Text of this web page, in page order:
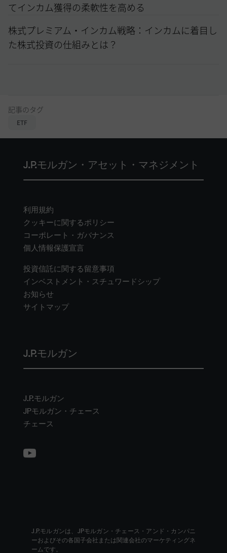
てインカム獲得の柔軟性を高める
株式プレミアム・インカム戦略：インカムに着目し
た株式投資の仕組みとは？
記事のタグ
ETF
J.P.モルガン・アセット・マネジメント
利用規約
クッキーに関するポリシー
コーポレート・ガバナンス
個人情報保護宣言
投資信託に関する留意事項
インベストメント・スチュワードシップ
お知らせ
サイトマップ
J.P.モルガン
J.P.モルガン
JPモルガン・チェース
チェース
J.P.モルガンは、JPモルガン・チェース・アンド・カンパニ
ーおよびその各国子会社または関連会社のマーケティングネ
ームです。